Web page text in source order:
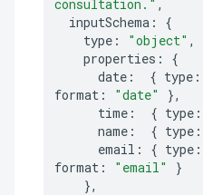
consultation." ,
inputSchema :
{
type : "object" ,
properties :
{
date : { type :
format : "date"
},
time : { type :
name : { type :
email : { type :
format : "email"
}
},